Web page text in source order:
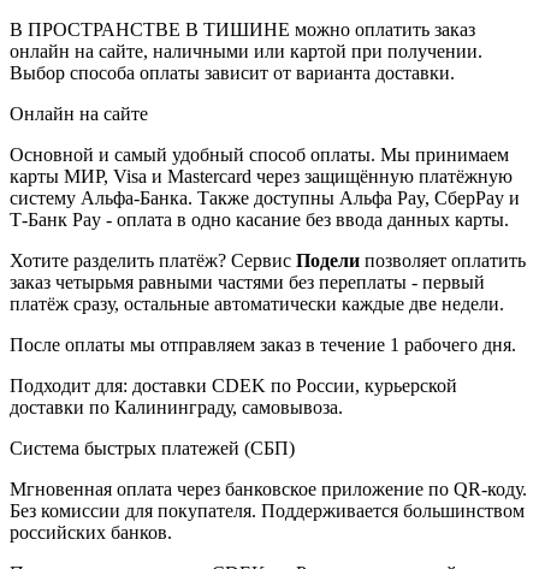
В ПРОСТРАНСТВЕ В ТИШИНЕ можно оплатить заказ
онлайн на сайте, наличными или картой при получении.
Выбор способа оплаты зависит от варианта доставки.
Онлайн на сайте
Основной и самый удобный способ оплаты. Мы принимаем
карты МИР, Visa и Mastercard через защищённую платёжную
систему Альфа-Банка. Также доступны Альфа Pay, СберPay и
Т-Банк Pay - оплата в одно касание без ввода данных карты.
Хотите разделить платёж? Сервис Подели позволяет оплатить
заказ четырьмя равными частями без переплаты - первый
платёж сразу, остальные автоматически каждые две недели.
После оплаты мы отправляем заказ в течение 1 рабочего дня.
Подходит для: доставки CDEK по России, курьерской
доставки по Калининграду, самовывоза.
Система быстрых платежей (СБП)
Мгновенная оплата через банковское приложение по QR-коду.
Без комиссии для покупателя. Поддерживается большинством
российских банков.